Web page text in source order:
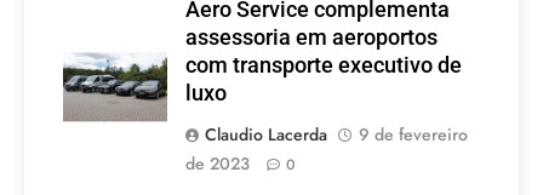
Aero Service complementa
assessoria em aeroportos
com transporte executivo de
luxo
Claudio Lacerda
9 de fevereiro
de 2023
0